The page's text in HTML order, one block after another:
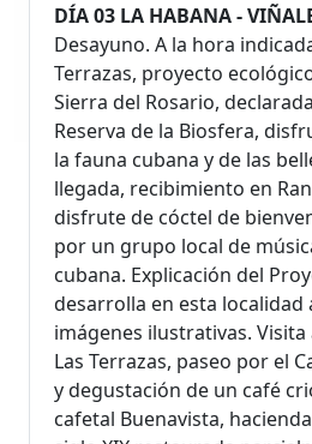
DÍA 03 LA HABANA -
Desayuno. A la hora
Terrazas, proyecto
Sierra del Rosario,
Reserva de la Biosfera,
la fauna cubana y de las
llegada, recibimiento en
disfrute de cóctel de
por un grupo local de
cubana. Explicación del
desarrolla en esta localidad
imágenes ilustrativas. Visita
Las Terrazas, paseo por el
y degustación de un café
cafetal Buenavista,